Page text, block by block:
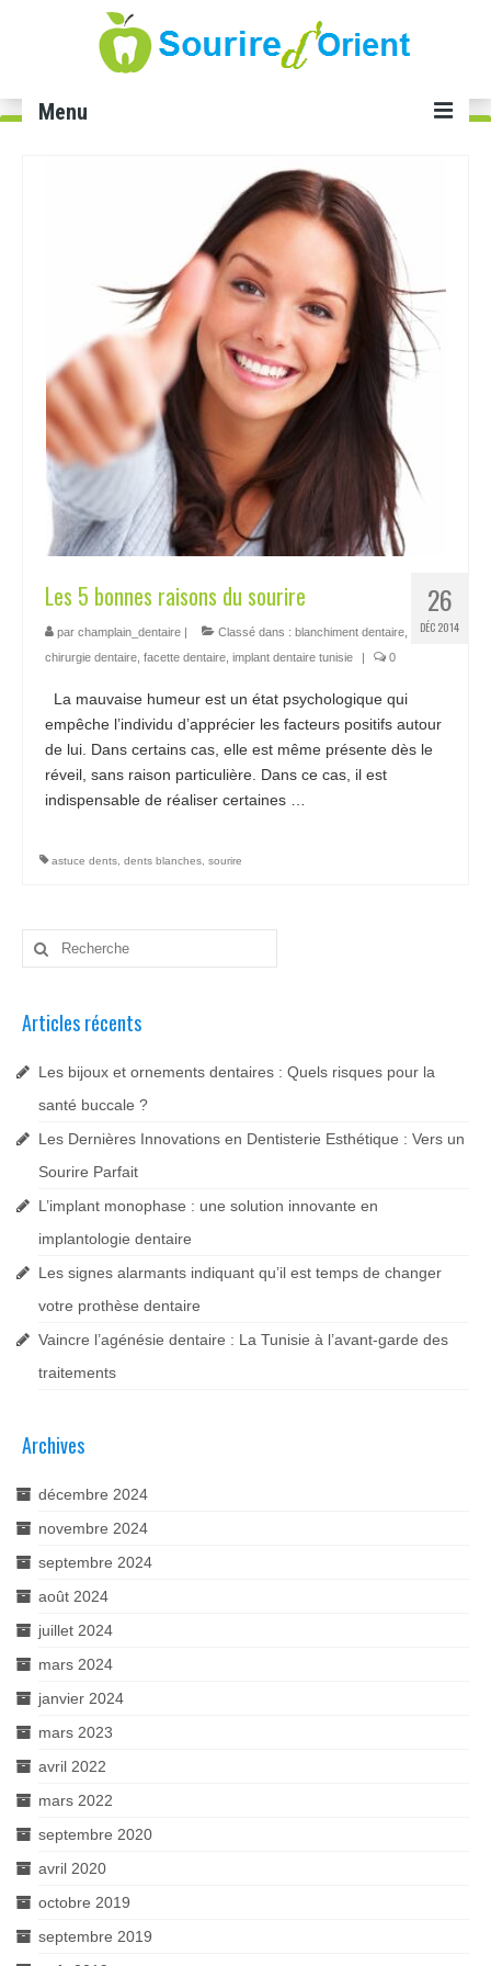
Menu
Implant dentaire Tunisie
Facette dentaire Tunisie
Smile infinity Tunisie
Blanchiment dents Tunisie
Gingivectomie Tunisie
Cabinet
Chirurgiens
Tarifs
Blog
Devis
26
DÉC 2014
Les 5 bonnes raisons du sourire
par champlain_dentaire | Classé dans : blanchiment dentaire
chirurgie dentaire facette dentaire implant dentaire tunisie | 0
La mauvaise humeur est un état psychologique qui
empêche l’individu d’apprécier les facteurs positifs autour
de lui. Dans certains cas, elle est même présente dès le
réveil, sans raison particulière. Dans ce cas, il est
indispensable de réaliser certaines …
astuce dents dents blanches sourire
Rechercher
:
Articles récents
Les bijoux et ornements dentaires : Quels risques pour la
santé buccale ?
Les Dernières Innovations en Dentisterie Esthétique : Vers un
Sourire Parfait
L’implant monophase : une solution innovante en
implantologie dentaire
Les signes alarmants indiquant qu’il est temps de changer
votre prothèse dentaire
Vaincre l’agénésie dentaire : La Tunisie à l’avant-garde des
traitements
Archives
décembre 2024
novembre 2024
septembre 2024
août 2024
juillet 2024
mars 2024
janvier 2024
mars 2023
avril 2022
mars 2022
septembre 2020
avril 2020
octobre 2019
septembre 2019